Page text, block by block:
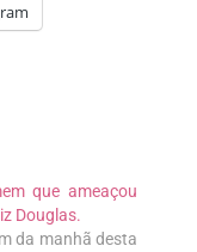
que ameaçou
Douglas.
da manhã desta